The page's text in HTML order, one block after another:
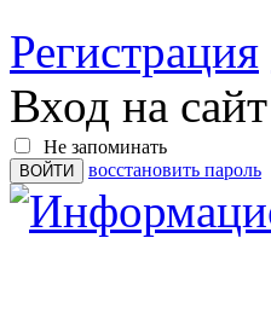
Регистрация
Вход на сайт
Не запоминать
восстановить пароль